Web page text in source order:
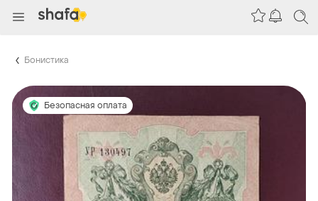
Бонистика
Безопасная оплата